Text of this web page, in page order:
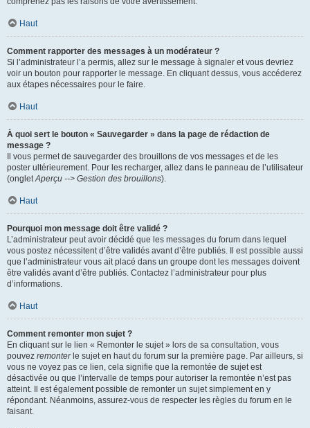
Haut
Comment rapporter des messages à un modérateur ?
Si l’administrateur l’a permis, allez sur le message à signaler et vous devriez
voir un bouton pour rapporter le message. En cliquant dessus, vous accéderez
aux étapes nécessaires pour le faire.
Haut
À quoi sert le bouton « Sauvegarder » dans la page de rédaction de
message ?
Il vous permet de sauvegarder des brouillons de vos messages et de les
poster ultérieurement. Pour les recharger, allez dans le panneau de l’utilisateur
(ongletAperçu --> Gestion des brouillons).
Haut
Pourquoi mon message doit être validé ?
L’administrateur peut avoir décidé que les messages du forum dans lequel
vous postez nécessitent d’être validés avant d’être publiés. Il est possible aussi
que l’administrateur vous ait placé dans un groupe dont les messages doivent
être validés avant d’être publiés. Contactez l’administrateur pour plus
d’informations.
Haut
Comment remonter mon sujet ?
En cliquant sur le lien « Remonter le sujet » lors de sa consultation, vous
pouvez remonterle sujet en haut du forum sur la première page. Par ailleurs, si
vous ne voyez pas ce lien, cela signifie que la remontée de sujet est
désactivée ou que l’intervalle de temps pour autoriser la remontée n’est pas
atteint. Il est également possible de remonter un sujet simplement en y
répondant. Néanmoins, assurez-vous de respecter les règles du forum en le
faisant.